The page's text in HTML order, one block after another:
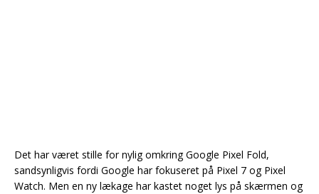
Det har været stille for nylig omkring Google Pixel Fold,
sandsynligvis fordi Google har fokuseret på Pixel 7 og Pixel
Watch. Men en ny lækage har kastet noget lys på skærmen og